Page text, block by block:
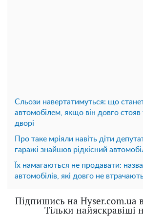
Сльози навертатимуться: що
автомобілем, якщо він довго стояв
дворі
Про таке мріяли навіть діти
гаражі знайшов рідкісний
Їх намагаються не продавати:
автомобілів, які довго не
Підпишись на Hyser.com.ua
Тільки найяскравіші